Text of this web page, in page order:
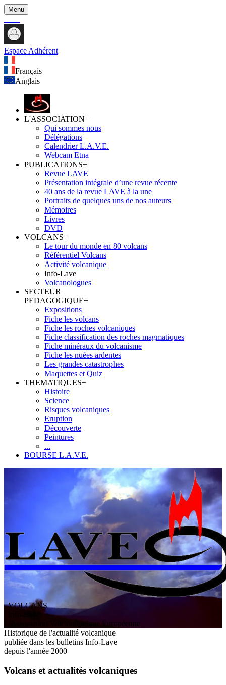
Menu
Espace Adhérent
Français
Anglais
L'ASSOCIATION+
Qui sommes nous
Délégations
Calendrier L.A.V.E.
Webcam Etna
PUBLICATIONS+
Revue LAVE
Présentation intégrale d’une revue récente
40 ans de la revue LAVE à la une
Portraits de quelques uns de nos auteurs
Mémoires
Livres
DVD
VOLCANS+
Le tour du monde en 80 volcans
Référentiel Volcans
Activité volcanique
Info-Lave
Volcanologues
SECTEUR
PEDAGOGIQUE+
Expositions
Fiche les volcans
Fiche les roches volcaniques
Fiche classification des roches magmatiques
Fiche minéraux du volcanisme
Fiche les nuées ardentes
Les grandes catastrophes
Maquettes et Quiz
THEMATIQUES+
Histoire
Science
Risques volcaniques
Eruption
Découverte
Peintures
...
BOURSE L.A.V.E.
VOLCANS
ssociation V olcanologiqueEuropéenne
Historique de l'actualité volcanique
publiée dans les bulletins Info-Lave
depuis l'année 2000
Volcans et actualités volcaniques